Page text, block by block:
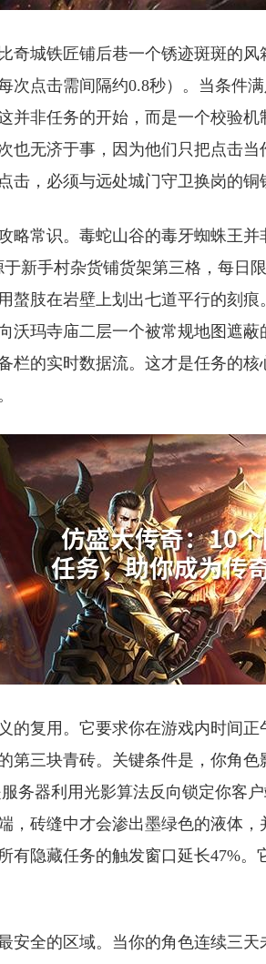
奇城铁匠铺后巷一个锈迹斑斑的
次点击需间隔约0.8秒）。当条件
并非任务的开始，而是一个校验
也无济于事，因为他们只把点击
击，必须与远处城门守卫换岗的铜
略常识。毒蛇山谷的毒牙蜘蛛王
新手村杂货铺货架第三格，每日
螯肢在岩壁上划出七道平行的刻
沃玛寺庙二层一个被常规地图遮
栏的实时数据流。这才是任务的
的复用。它要求你在游戏内时间
第三块青砖。关键条件是，你角
务器利用光影算法反向锁定你客
，砖缝中才会渗出墨绿色的液体
有隐藏任务的触发窗口延长47%
安全的区域。当你的角色连续三天